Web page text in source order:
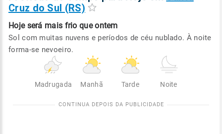
Cruz do Sul (RS)
Hoje será mais frio que ontem
Sol com muitas nuvens e períodos de céu nublado. À noite
forma-se nevoeiro.
Madrugada Manhã Tarde Noite